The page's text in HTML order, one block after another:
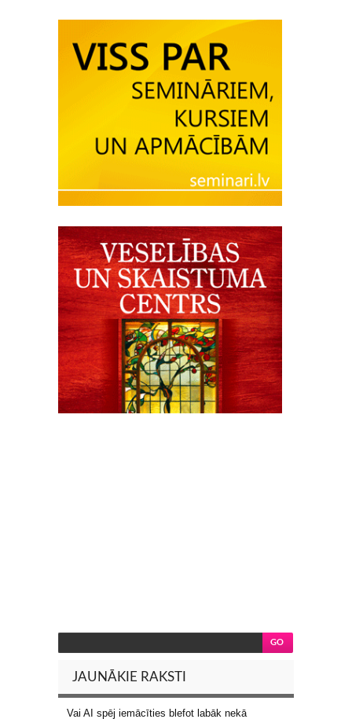
JAUNĀKIE RAKSTI
Vai AI spēj iemācīties blefot labāk nekā